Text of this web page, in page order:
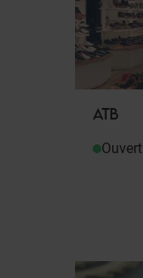
ATB
Ouvert